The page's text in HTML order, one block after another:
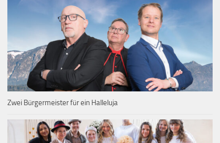
Zwei Bürgermeister für ein Halleluja